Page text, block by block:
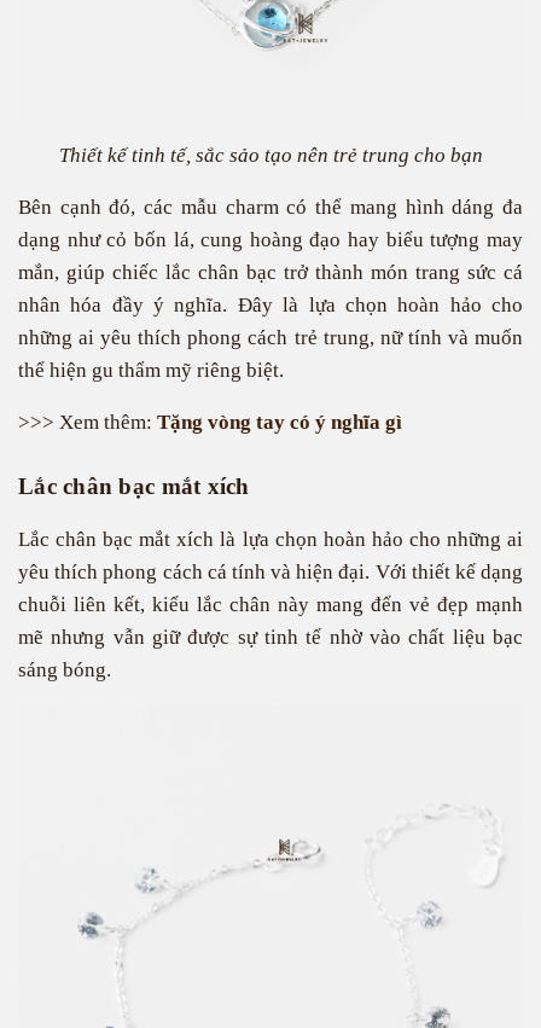
Thiết kế tinh tế, sắc sảo tạo nên trẻ trung cho bạn
Bên cạnh đó, các mẫu charm có thể mang hình dáng đa
dạng như cỏ bốn lá, cung hoàng đạo hay biểu tượng may
mắn, giúp chiếc lắc chân bạc trở thành món trang sức cá
nhân hóa đầy ý nghĩa. Đây là lựa chọn hoàn hảo cho
những ai yêu thích phong cách trẻ trung, nữ tính và muốn
thể hiện gu thẩm mỹ riêng biệt.
>>> Xem thêm: Tặng vòng tay có ý nghĩa gì
Lắc chân bạc mắt xích
Lắc chân bạc mắt xích là lựa chọn hoàn hảo cho những ai
yêu thích phong cách cá tính và hiện đại. Với thiết kế dạng
chuỗi liên kết, kiểu lắc chân này mang đến vẻ đẹp mạnh
mẽ nhưng vẫn giữ được sự tinh tế nhờ vào chất liệu bạc
sáng bóng.